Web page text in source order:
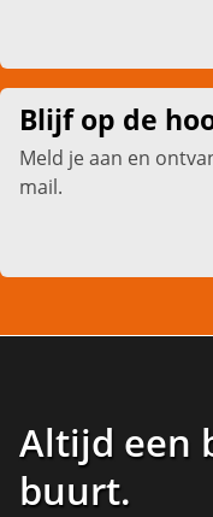
Blijf op de
Meld je aan en
mail.
Altijd een
buurt.